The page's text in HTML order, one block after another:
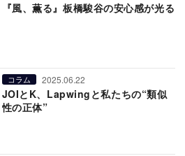
『風、薫る』板橋駿谷の安心感が光る
コラム 2025.06.22
JOIとK、Lapwingと私たちの“類似
性の正体”